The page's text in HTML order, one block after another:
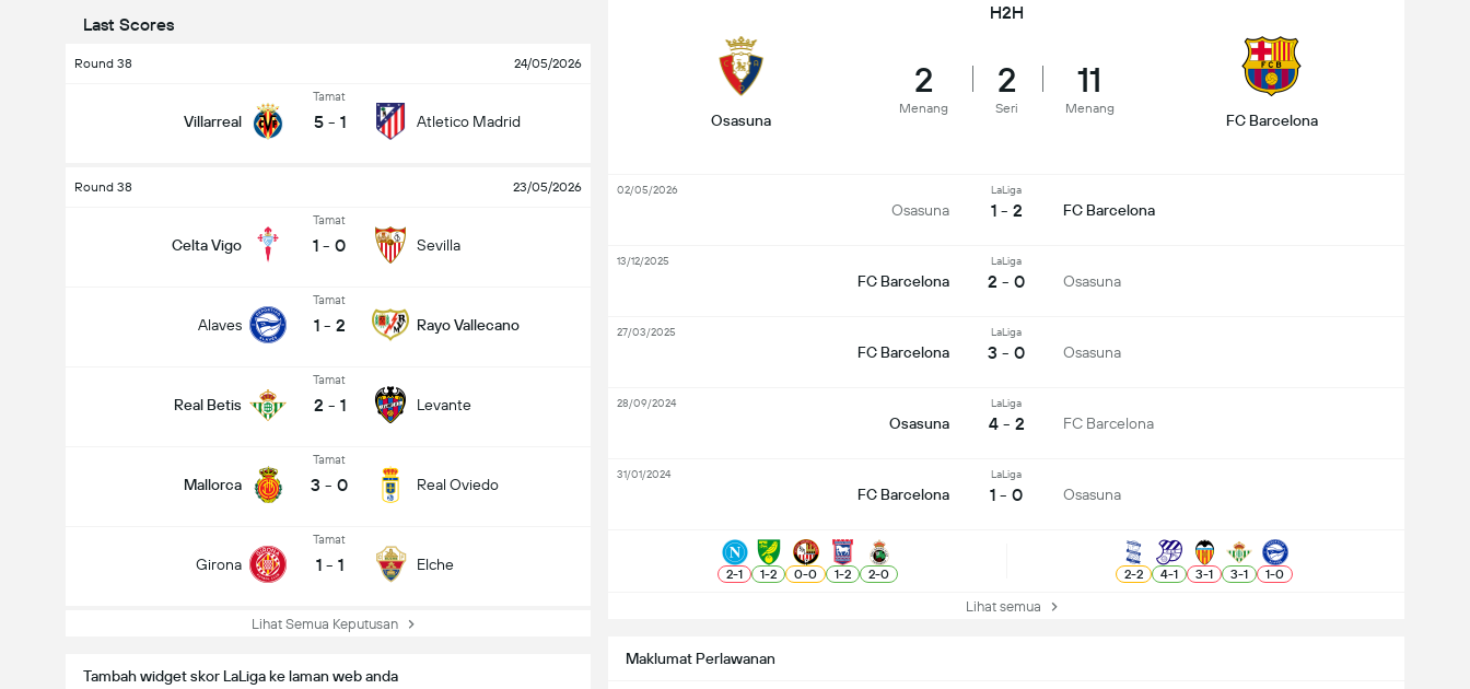
Last Scores
Round 38 24/05/2026
Villarreal
Tamat
5 - 1 Atletico Madrid
Round 38 23/05/2026
Celta Vigo
Tamat
1 - 0 Sevilla
Alaves
Tamat
1 - 2 Rayo Vallecano
Real Betis
Tamat
2 - 1 Levante
Mallorca
Tamat
3 - 0 Real Oviedo
Girona
Tamat
1 - 1 Elche
Lihat Semua Keputusan
Tambah widget skor LaLiga ke laman web anda
Maklumat Perlawanan
H2H
Osasuna
2
Menang
2
Seri
11
Menang
FC Barcelona
Osasuna
LaLiga
1 - 2 FC Barcelona
02/05/2026
FC Barcelona
LaLiga
2 - 0 Osasuna
13/12/2025
FC Barcelona
LaLiga
3 - 0 Osasuna
27/03/2025
Osasuna
LaLiga
4 - 2 FC Barcelona
28/09/2024
FC Barcelona
LaLiga
1 - 0 Osasuna
31/01/2024
2-1 1-2 0-0 1-2 2-0 2-2 4-1 3-1 3-1 1-0
Lihat semua